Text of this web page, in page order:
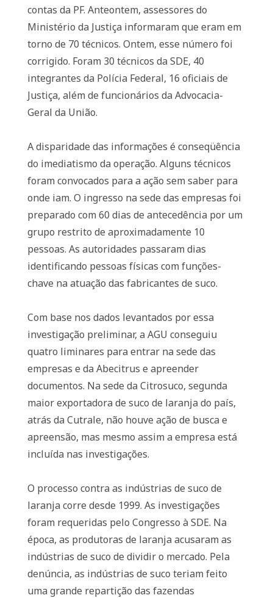
contas da PF. Anteontem, assessores do
Ministério da Justiça informaram que eram em
torno de 70 técnicos. Ontem, esse número foi
corrigido. Foram 30 técnicos da SDE, 40
integrantes da Polícia Federal, 16 oficiais de
Justiça, além de funcionários da Advocacia-
Geral da União.
A disparidade das informações é conseqüência
do imediatismo da operação. Alguns técnicos
foram convocados para a ação sem saber para
onde iam. O ingresso na sede das empresas foi
preparado com 60 dias de antecedência por um
grupo restrito de aproximadamente 10
pessoas. As autoridades passaram dias
identificando pessoas físicas com funções-
chave na atuação das fabricantes de suco.
Com base nos dados levantados por essa
investigação preliminar, a AGU conseguiu
quatro liminares para entrar na sede das
empresas e da Abecitrus e apreender
documentos. Na sede da Citrosuco, segunda
maior exportadora de suco de laranja do país,
atrás da Cutrale, não houve ação de busca e
apreensão, mas mesmo assim a empresa está
incluída nas investigações.
O processo contra as indústrias de suco de
laranja corre desde 1999. As investigações
foram requeridas pelo Congresso à SDE. Na
época, as produtoras de laranja acusaram as
indústrias de suco de dividir o mercado. Pela
denúncia, as indústrias de suco teriam feito
uma grande repartição das fazendas